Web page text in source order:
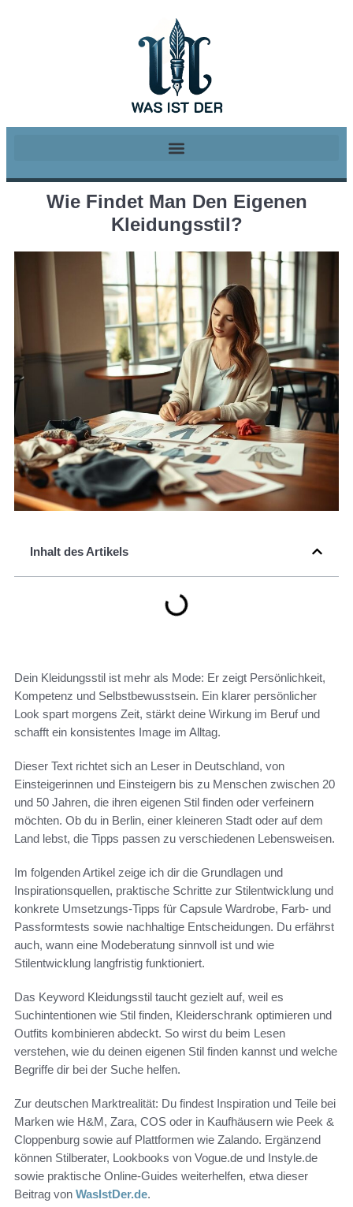
Wie Findet Man Den Eigenen
Kleidungsstil?
Inhalt des Artikels
Dein Kleidungsstil ist mehr als Mode: Er zeigt Persönlichkeit,
Kompetenz und Selbstbewusstsein. Ein klarer persönlicher
Look spart morgens Zeit, stärkt deine Wirkung im Beruf und
schafft ein konsistentes Image im Alltag.
Dieser Text richtet sich an Leser in Deutschland, von
Einsteigerinnen und Einsteigern bis zu Menschen zwischen 20
und 50 Jahren, die ihren eigenen Stil finden oder verfeinern
möchten. Ob du in Berlin, einer kleineren Stadt oder auf dem
Land lebst, die Tipps passen zu verschiedenen Lebensweisen.
Im folgenden Artikel zeige ich dir die Grundlagen und
Inspirationsquellen, praktische Schritte zur Stilentwicklung und
konkrete Umsetzungs-Tipps für Capsule Wardrobe, Farb- und
Passformtests sowie nachhaltige Entscheidungen. Du erfährst
auch, wann eine Modeberatung sinnvoll ist und wie
Stilentwicklung langfristig funktioniert.
Das Keyword Kleidungsstil taucht gezielt auf, weil es
Suchintentionen wie Stil finden, Kleiderschrank optimieren und
Outfits kombinieren abdeckt. So wirst du beim Lesen
verstehen, wie du deinen eigenen Stil finden kannst und welche
Begriffe dir bei der Suche helfen.
Zur deutschen Marktrealität: Du findest Inspiration und Teile bei
Marken wie H&M, Zara, COS oder in Kaufhäusern wie Peek &
Cloppenburg sowie auf Plattformen wie Zalando. Ergänzend
können Stilberater, Lookbooks von Vogue.de und Instyle.de
sowie praktische Online-Guides weiterhelfen, etwa dieser
Beitrag von WasIstDer.de.